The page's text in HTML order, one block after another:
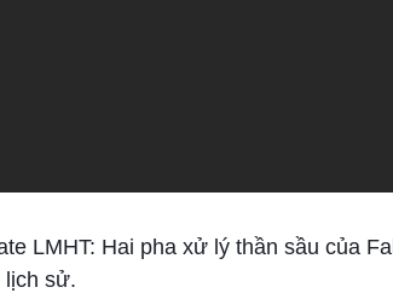
LMHT: Hai pha xử lý thần sầu của
lịch sử.